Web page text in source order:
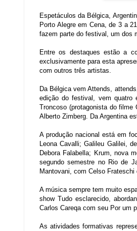
Espetáculos da Bélgica,
Porto Alegre em Cena, de 3 a
fazem parte do festival, um dos
Entre os destaques estão a
exclusivamente para esta
com outros três artistas.
Da Bélgica vem Attends,
edição do festival, vem quatro
Troncoso (protagonista do
Alberto Zimberg. Da Argentina
A produção nacional está em
Leona Cavalli; Galileu Galilei,
Debora Falabella; Krum, nova
segundo semestre no Rio de
Mantovani, com Celso
A música sempre tem muito
show Tudo esclarecido,
Carlos Careqa com seu Por um
As atividades formativas